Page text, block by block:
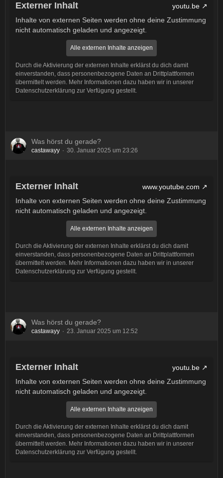
Externer Inhalt
youtu.be
Inhalte von externen Seiten werden ohne deine Zustimmung
nicht automatisch geladen und angezeigt.
Alle externen Inhalte anzeigen
Durch die Aktivierung der externen Inhalte erklärst du dich damit
einverstanden, dass personenbezogene Daten an Drittplattformen
übermittelt werden. Mehr Informationen dazu haben wir in unserer
Datenschutzerklärung zur Verfügung gestellt.
Was hörst du gerade?
castawayy 30. Januar 2025 um 23:26
Externer Inhalt
www.youtube.com
Inhalte von externen Seiten werden ohne deine Zustimmung
nicht automatisch geladen und angezeigt.
Alle externen Inhalte anzeigen
Durch die Aktivierung der externen Inhalte erklärst du dich damit
einverstanden, dass personenbezogene Daten an Drittplattformen
übermittelt werden. Mehr Informationen dazu haben wir in unserer
Datenschutzerklärung zur Verfügung gestellt.
Was hörst du gerade?
castawayy 23. Januar 2025 um 12:52
Externer Inhalt
youtu.be
Inhalte von externen Seiten werden ohne deine Zustimmung
nicht automatisch geladen und angezeigt.
Alle externen Inhalte anzeigen
Durch die Aktivierung der externen Inhalte erklärst du dich damit
einverstanden, dass personenbezogene Daten an Drittplattformen
übermittelt werden. Mehr Informationen dazu haben wir in unserer
Datenschutzerklärung zur Verfügung gestellt.